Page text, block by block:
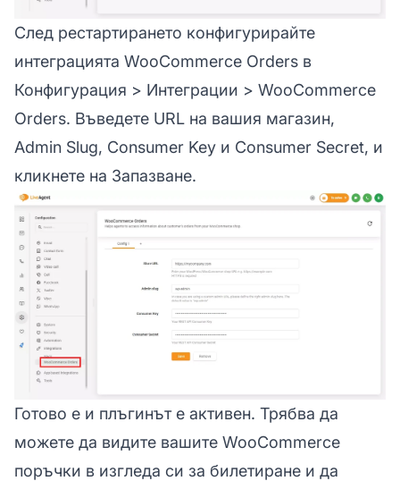
След рестартирането конфигурирайте
интеграцията WooCommerce Orders в
Конфигурация > Интеграции > WooCommerce
Orders. Въведете URL на вашия магазин,
Admin Slug, Consumer Key и Consumer Secret, и
кликнете на Запазване.
Готово е и плъгинът е активен. Трябва да
можете да видите вашите WooCommerce
поръчки в изгледа си за билетиране и да